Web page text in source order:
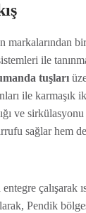
ile
tuşları
ile karmaşık
ve
sağlar hem
çalışarak
Pendik